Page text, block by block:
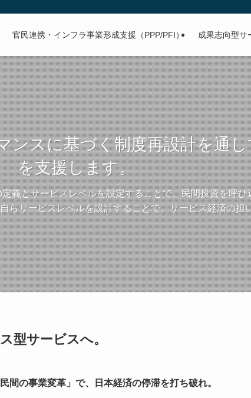
官民連携・インフラ事業形成支援（PPP/PFI） 成果志向型サ
ンスに基づく制度再設計を通
を支援します。
義とサービスレベルを設定することで、民間投資を呼
らサービスレベルを設計することで、サービス経済の担
型サービスへ。
の事業変革」で、日本経済の停滞を打ち破れ。